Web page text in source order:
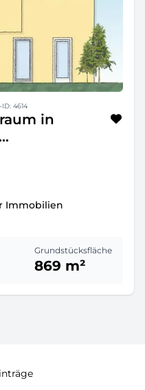
4614
in
Immobilien
Grundstücksfläche
869 m²